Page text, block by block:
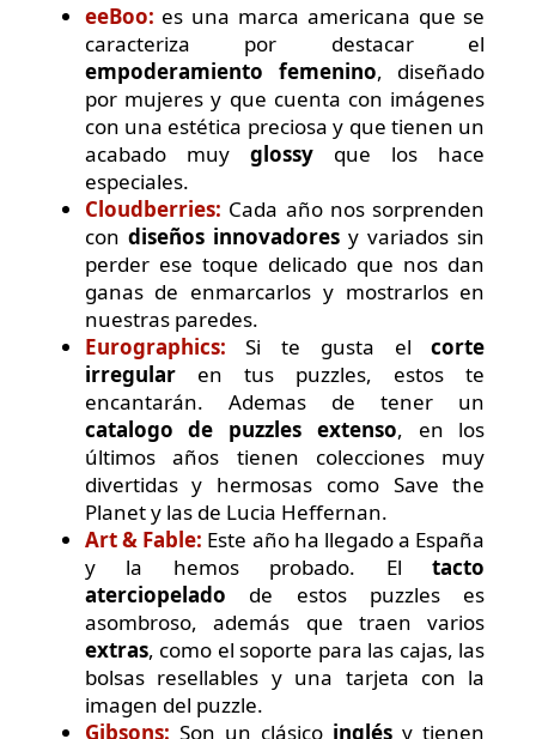
eeBoo: es una marca americana que se
caracteriza por destacar el
empoderamiento femenino, diseñado
por mujeres y que cuenta con imágenes
con una estética preciosa y que tienen un
acabado muy glossyque los hace
especiales.
Cloudberries: Cada año nos sorprenden
con diseños innovadores y variados sin
perder ese toque delicado que nos dan
ganas de enmarcarlos y mostrarlos en
nuestras paredes.
Eurographics: Si te gusta elcorte
irregularen tus puzzles, estos te
encantarán. Ademas de tener un
catalogo de puzzles extenso, en los
últimos años tienen colecciones muy
divertidas y hermosas como Save the
Planet y las de Lucia Heffernan.
Art & Fable: Este año ha llegado a España
y la hemos probado. Eltacto
aterciopelado de estos puzzles es
asombroso, además que traen varios
extras, como el soporte para las cajas, las
bolsas resellables y una tarjeta con la
imagen del puzzle.
Gibsons: Son un clásico inglés y tienen